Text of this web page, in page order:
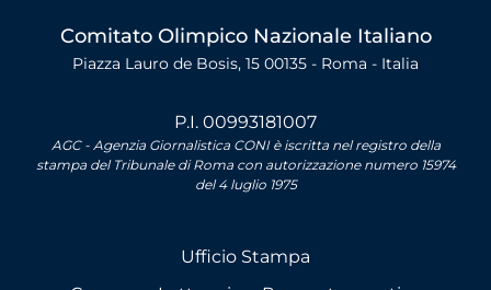
Comitato Olimpico Nazionale Italiano
Piazza Lauro de Bosis, 15 00135 - Roma - Italia
P.I. 00993181007
AGC - Agenzia Giornalistica CONI è iscritta nel registro della
stampa del Tribunale di Roma con autorizzazione numero 15974
del 4 luglio 1975
Ufficio Stampa